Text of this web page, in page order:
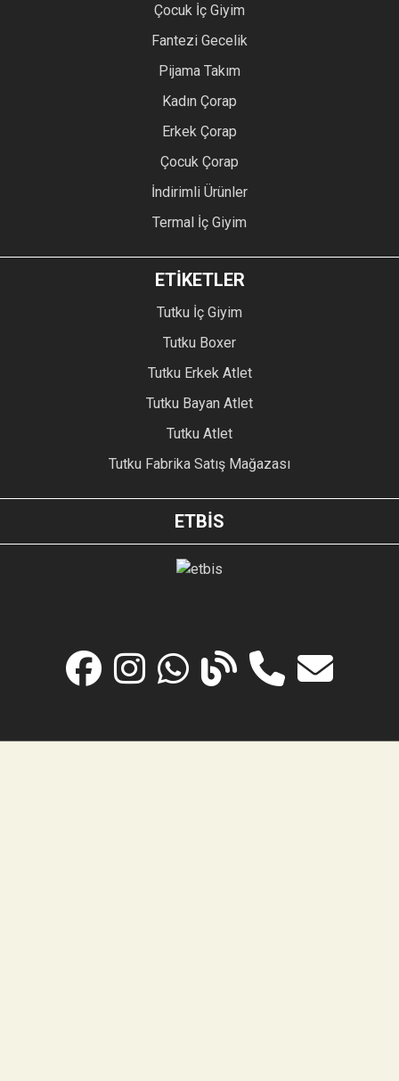
Çocuk İç Giyim
Fantezi Gecelik
Pijama Takım
Kadın Çorap
Erkek Çorap
Çocuk Çorap
İndirimli Ürünler
Termal İç Giyim
ETİKETLER
Tutku İç Giyim
Tutku Boxer
Tutku Erkek Atlet
Tutku Bayan Atlet
Tutku Atlet
Tutku Fabrika Satış Mağazası
ETBİS